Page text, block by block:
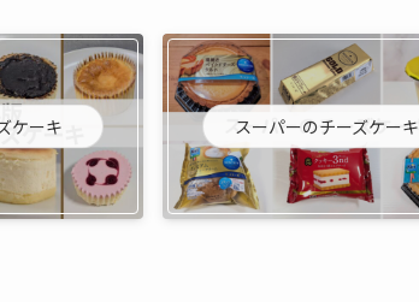
ケーキ スーパーのチーズケーキ